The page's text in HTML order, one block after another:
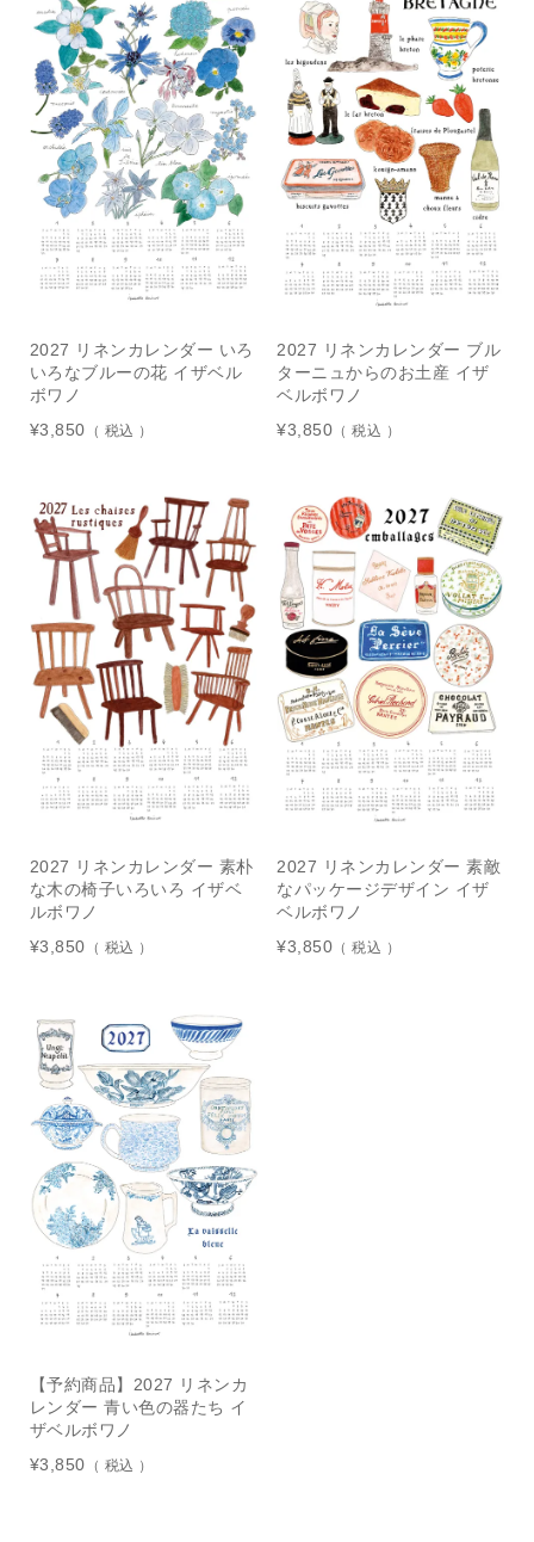
2027 リネンカレンダー いろ
いろなブルーの花 イザベル
ボワノ
¥3,850 税込
2027 リネンカレンダー ブル
ターニュからのお土産 イザ
ベルボワノ
¥3,850 税込
2027 リネンカレンダー 素朴
な木の椅子いろいろ イザベ
ルボワノ
¥3,850 税込
2027 リネンカレンダー 素敵
なパッケージデザイン イザ
ベルボワノ
¥3,850 税込
【予約商品】2027 リネンカ
レンダー 青い色の器たち イ
ザベルボワノ
¥3,850 税込